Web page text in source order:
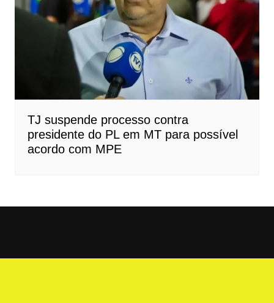
TJ suspende processo contra
presidente do PL em MT para possível
acordo com MPE